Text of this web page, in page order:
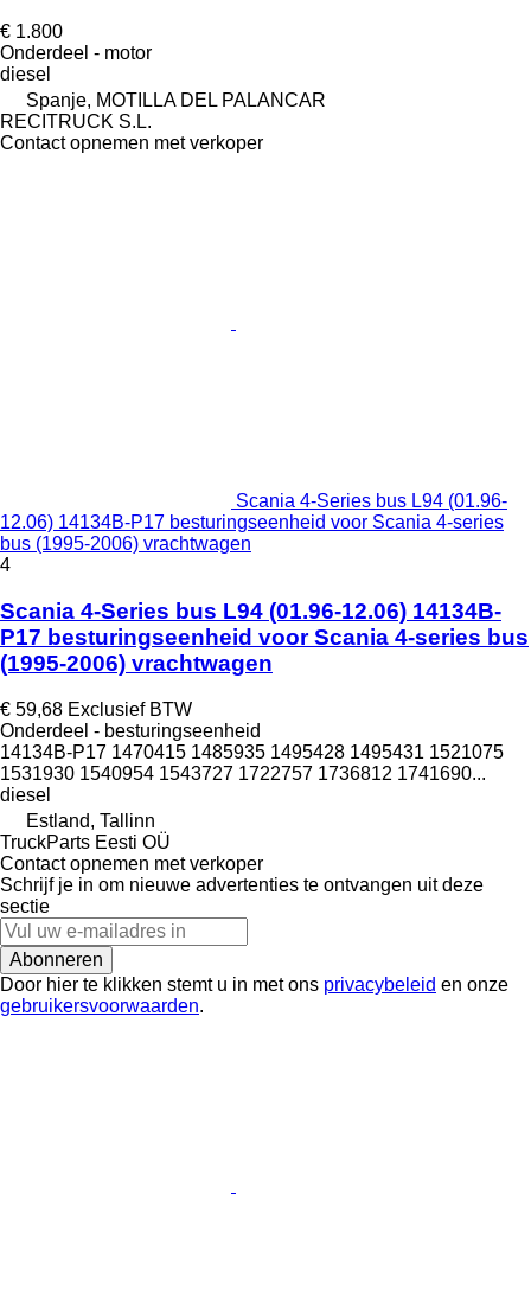
€ 1.800
Onderdeel - motor
diesel
Spanje, MOTILLA DEL PALANCAR
RECITRUCK S.L.
Contact opnemen met verkoper
Scania 4-Series bus L94 (01.96-
12.06) 14134B-P17 besturingseenheid voor Scania 4-series
bus (1995-2006) vrachtwagen
4
Scania 4-Series bus L94 (01.96-12.06) 14134B-
P17 besturingseenheid voor Scania 4-series bus
(1995-2006) vrachtwagen
€ 59,68 Exclusief BTW
Onderdeel - besturingseenheid
14134B-P17 1470415 1485935 1495428 1495431 1521075
1531930 1540954 1543727 1722757 1736812 1741690...
diesel
Estland, Tallinn
TruckParts Eesti OÜ
Contact opnemen met verkoper
Schrijf je in om nieuwe advertenties te ontvangen uit deze
sectie
Abonneren
Door hier te klikken stemt u in met ons privacybeleid en onze
gebruikersvoorwaarden.